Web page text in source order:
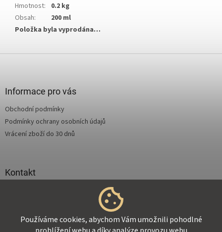
Používáme cookies, abychom Vám umožnili pohodlné
Hmotnost:
0.2 kg
Obsah:
200 ml
Položka byla vyprodána…
Informace pro vás
Obchodní podmínky
Podmínky ochrany osobních údajů
Vrácení zboží do 30 dnů
Kontakt